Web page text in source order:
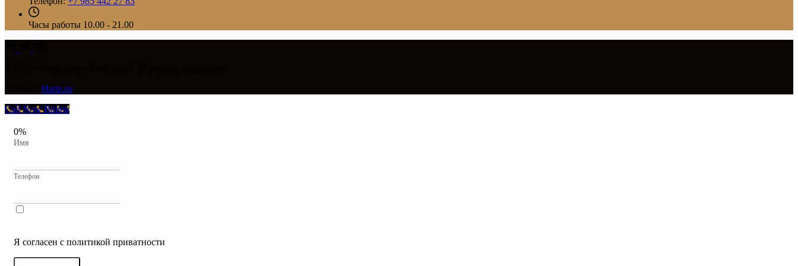
Часы работы 10.00 - 21.00
Hariz.ru
Call Now Button
0%
Имя
Телефон
Я согласен с политикой приватности